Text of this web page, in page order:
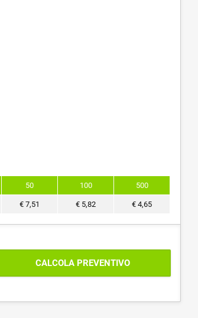
50 100 500
€ 7,51 € 5,82 € 4,65
CALCOLA PREVENTIVO